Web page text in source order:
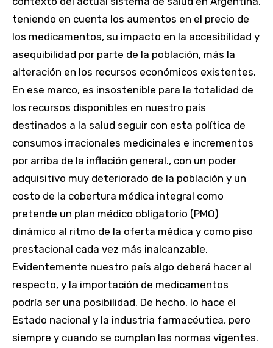
teniendo en cuenta los aumentos en el precio de
los medicamentos, su impacto en la accesibilidad y
asequibilidad por parte de la población, más la
alteración en los recursos económicos existentes.
En ese marco, es insostenible para la totalidad de
los recursos disponibles en nuestro país
destinados a la salud seguir con esta política de
consumos irracionales medicinales e incrementos
por arriba de la inflación general., con un poder
adquisitivo muy deteriorado de la población y un
costo de la cobertura médica integral como
pretende un plan médico obligatorio (PMO)
dinámico al ritmo de la oferta médica y como piso
prestacional cada vez más inalcanzable.
Evidentemente nuestro país algo deberá hacer al
respecto, y la importación de medicamentos
podría ser una posibilidad. De hecho, lo hace el
Estado nacional y la industria farmacéutica, pero
siempre y cuando se cumplan las normas vigentes.